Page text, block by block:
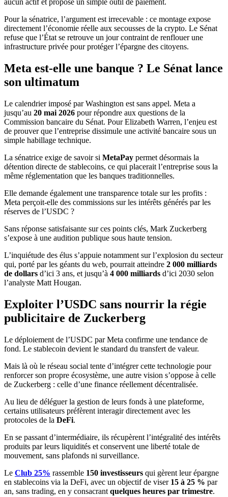
aucun actif et propose un simple outil de paiement.
Pour la sénatrice, l’argument est irrecevable : ce montage expose
directement l’économie réelle aux secousses de la crypto. Le Sénat
refuse que l’État se retrouve un jour contraint de renflouer une
infrastructure privée pour protéger l’épargne des citoyens.
Meta est-elle une banque ? Le Sénat lance
son ultimatum
Le calendrier imposé par Washington est sans appel. Meta a
jusqu’au 20 mai 2026 pour répondre aux questions de la
Commission bancaire du Sénat. Pour Elizabeth Warren, l’enjeu est
de prouver que l’entreprise dissimule une activité bancaire sous un
simple habillage technique.
La sénatrice exige de savoir si MetaPay permet désormais la
détention directe de stablecoins, ce qui placerait l’entreprise sous la
même réglementation que les banques traditionnelles.
Elle demande également une transparence totale sur les profits :
Meta perçoit-elle des commissions sur les intérêts générés par les
réserves de l’USDC ?
Sans réponse satisfaisante sur ces points clés, Mark Zuckerberg
s’expose à une audition publique sous haute tension.
L’inquiétude des élus s’appuie notamment sur l’explosion du secteur
qui, porté par les géants du web, pourrait atteindre 2 000 milliards
de dollars d’ici 3 ans, et jusqu’à 4 000 milliards d’ici 2030 selon
l’analyste Matt Hougan.
Exploiter l’USDC sans nourrir la régie
publicitaire de Zuckerberg
Le déploiement de l’USDC par Meta confirme une tendance de
fond. Le stablecoin devient le standard du transfert de valeur.
Mais là où le réseau social tente d’intégrer cette technologie pour
renforcer son propre écosystème, une autre vision s’oppose à celle
de Zuckerberg : celle d’une finance réellement décentralisée.
Au lieu de déléguer la gestion de leurs fonds à une plateforme,
certains utilisateurs préfèrent interagir directement avec les
protocoles de la DeFi.
En se passant d’intermédiaire, ils récupèrent l’intégralité des intérêts
produits par leurs liquidités et conservent une liberté totale de
mouvement, sans plafonds ni surveillance.
Le Club 25% rassemble 150 investisseurs qui gèrent leur épargne
en stablecoins via la DeFi, avec un objectif de viser 15 à 25 % par
an, sans trading, en y consacrant quelques heures par trimestre.